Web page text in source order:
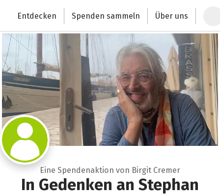
Deutschlands größte Spendenplattform
Entdecken Spenden sammeln Über uns
Eine Spendenaktion von Birgit Cremer
In Gedenken an Stephan